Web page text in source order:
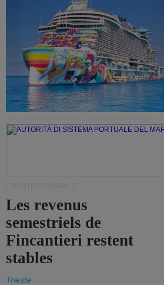
Les revenus
semestriels de
Fincantieri restent
stables
Trieste